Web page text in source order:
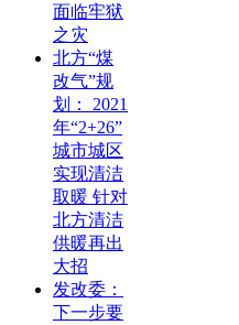
面临牢狱
之灾
北方“煤
改气”规
划： 2021
年“2+26”
城市城区
实现清洁
取暖 针对
北方清洁
供暖再出
大招
发改委：
下一步要